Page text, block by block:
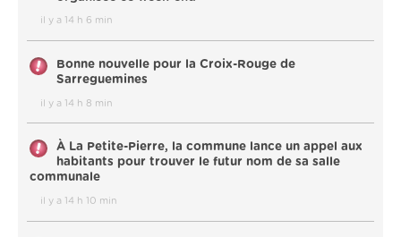
il y a 14 h 6 min
Bonne nouvelle pour la Croix-Rouge de
Sarreguemines
il y a 14 h 8 min
À La Petite-Pierre, la commune lance un appel aux
habitants pour trouver le futur nom de sa salle
communale
il y a 14 h 10 min